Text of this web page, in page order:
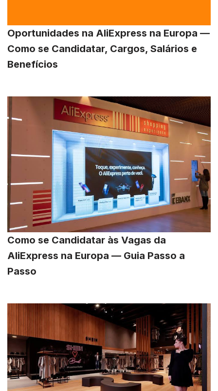
Oportunidades na AliExpress na Europa —
Como se Candidatar, Cargos, Salários e
Benefícios
Como se Candidatar às Vagas da
AliExpress na Europa — Guia Passo a
Passo